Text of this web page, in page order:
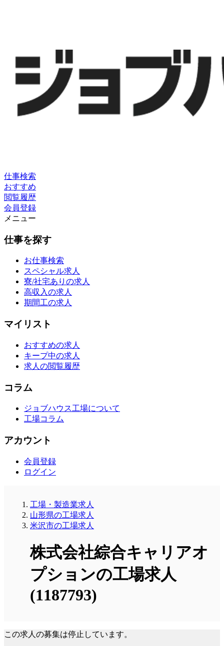
仕事検索
おすすめ
閲覧履歴
会員登録
メニュー
仕事を探す
お仕事検索
スペシャル求人
寮/社宅ありの求人
高収入の求人
期間工の求人
マイリスト
おすすめの求人
キープ中の求人
求人の閲覧履歴
コラム
ジョブハウス工場について
工場コラム
アカウント
会員登録
ログイン
工場・製造業求人
山形県の工場求人
米沢市の工場求人
株式会社綜合キャリアオ
プションの工場求人
(1187793)
この求人の募集は停止しています。